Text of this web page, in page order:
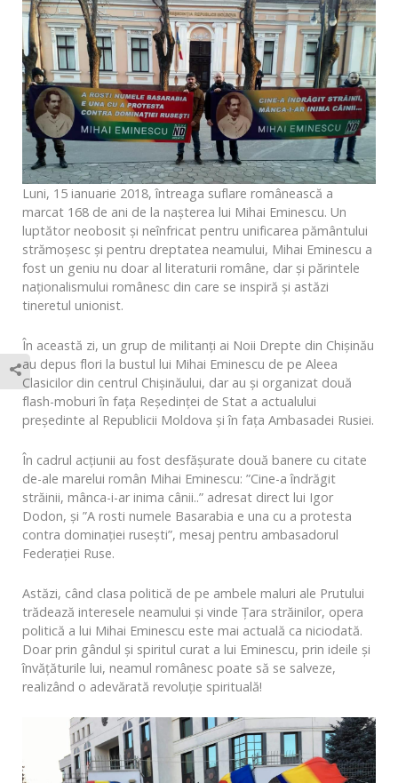
Luni, 15 ianuarie 2018, întreaga suflare românească a
marcat 168 de ani de la nașterea lui Mihai Eminescu. Un
luptător neobosit și neînfricat pentru unificarea pământului
strămoșesc și pentru dreptatea neamului, Mihai Eminescu a
fost un geniu nu doar al literaturii române, dar și părintele
naționalismului românesc din care se inspiră și astăzi
tineretul unionist.
În această zi, un grup de militanți ai Noii Drepte din Chișinău
au depus flori la bustul lui Mihai Eminescu de pe Aleea
Clasicilor din centrul Chișinăului, dar au și organizat două
flash-moburi în fața Reședinței de Stat a actualului
președinte al Republicii Moldova și în fața Ambasadei Rusiei.
În cadrul acțiunii au fost desfășurate două banere cu citate
de-ale marelui român Mihai Eminescu: ”Cine-a îndrăgit
străinii, mânca-i-ar inima cânii..” adresat direct lui Igor
Dodon, și ”A rosti numele Basarabia e una cu a protesta
contra dominației rusești”, mesaj pentru ambasadorul
Federației Ruse.
Astăzi, când clasa politică de pe ambele maluri ale Prutului
trădează interesele neamului și vinde Țara străinilor, opera
politică a lui Mihai Eminescu este mai actuală ca niciodată.
Doar prin gândul și spiritul curat a lui Eminescu, prin ideile și
învățăturile lui, neamul românesc poate să se salveze,
realizând o adevărată revoluție spirituală!